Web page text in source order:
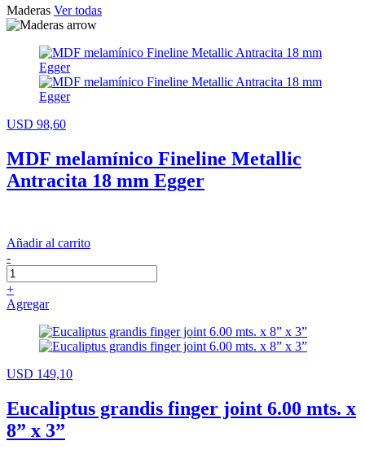
Maderas Ver todas
USD 98,60
MDF melamínico Fineline Metallic
Antracita 18 mm Egger
Añadir al carrito
-
+
Agregar
USD 149,10
Eucaliptus grandis finger joint 6.00 mts. x
8” x 3”